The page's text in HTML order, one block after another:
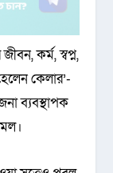
কর্ম, স্বপ্ন,
কেলার’-
ব্যবস্থাপক